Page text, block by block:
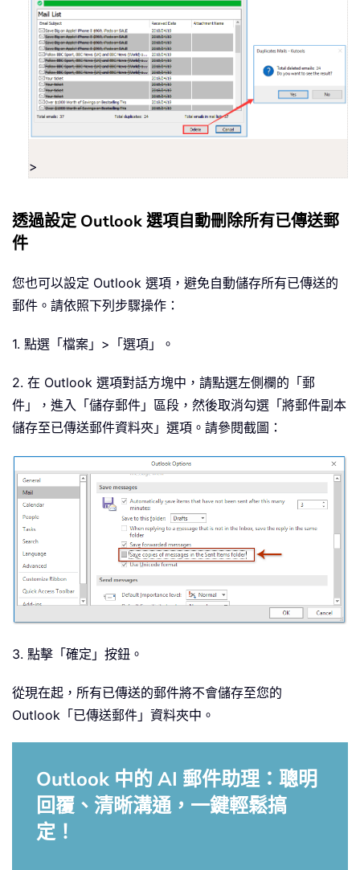
>
透過設定 Outlook 選項自動刪除所有已傳送郵
件
您也可以設定 Outlook 選項，避免自動儲存所有已傳送的
郵件。請依照下列步驟操作：
1. 點選「檔案」>「選項」。
2. 在 Outlook 選項對話方塊中，請點選左側欄的「郵
件」，進入「儲存郵件」區段，然後取消勾選「將郵件副本
儲存至已傳送郵件資料夾」選項。請參閱截圖：
3. 點擊「確定」按鈕。
從現在起，所有已傳送的郵件將不會儲存至您的
Outlook「已傳送郵件」資料夾中。
Outlook 中的 AI 郵件助理：聰明
回覆、清晰溝通，一鍵輕鬆搞
定！